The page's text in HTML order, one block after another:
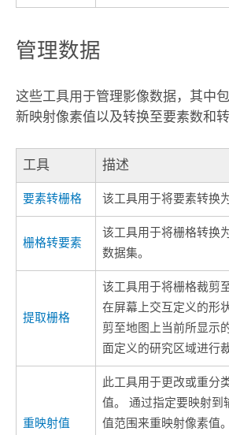
管理数据
这些工具用于管理影像数据，其中
新映射像素值以及转换至要素数和转
工具 描述
要素转栅格 该工具用于将要素转换
栅格转要素
该工具用于将栅格转换
数据集。
提取栅格
该工具用于将栅格裁剪
在屏幕上交互定义的形
剪至地图上当前所显示
面定义的研究区域进行裁
重映射值
此工具用于更改或重分
值。 通过指定要映射到
值范围来重映射像素值